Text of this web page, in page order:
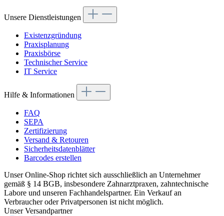
Unsere Dienstleistungen
Existenzgründung
Praxisplanung
Praxisbörse
Technischer Service
IT Service
Hilfe & Informationen
FAQ
SEPA
Zertifizierung
Versand & Retouren
Sicherheitsdatenblätter
Barcodes erstellen
Unser Online-Shop richtet sich ausschließlich an Unternehmer
gemäß § 14 BGB, insbesondere Zahnarztpraxen, zahntechnische
Labore und unseren Fachhandelspartner. Ein Verkauf an
Verbraucher oder Privatpersonen ist nicht möglich.
Unser Versandpartner